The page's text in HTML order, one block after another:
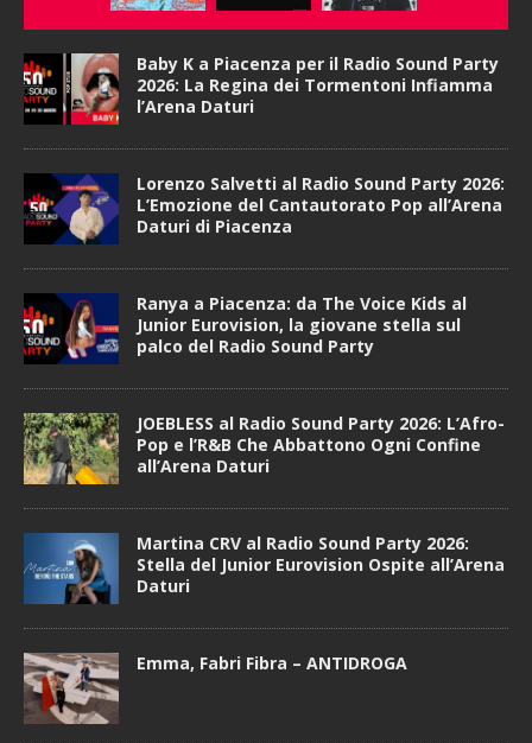
Baby K a Piacenza per il Radio Sound Party
2026: La Regina dei Tormentoni Infiamma
l’Arena Daturi
Lorenzo Salvetti al Radio Sound Party 2026:
L’Emozione del Cantautorato Pop all’Arena
Daturi di Piacenza
Ranya a Piacenza: da The Voice Kids al
Junior Eurovision, la giovane stella sul
palco del Radio Sound Party
JOEBLESS al Radio Sound Party 2026: L’Afro-
Pop e l’R&B Che Abbattono Ogni Confine
all’Arena Daturi
Martina CRV al Radio Sound Party 2026:
Stella del Junior Eurovision Ospite all’Arena
Daturi
Emma, Fabri Fibra – ANTIDROGA